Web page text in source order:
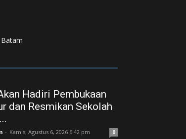
Hadiri Pembukaan
dan Resmikan Sekolah
- Kamis, Agustus 6, 2026 6:42 pm 0